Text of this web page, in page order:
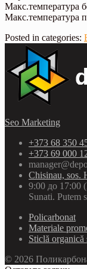
Макс.температура
Макс.температура
Posted in categories:
Seo Marketing
+373 68 350
+373 69 000
Chisinau, sos.
9:00 до
Sunati. Putem
Policarbonat
Materiale
Sticlă organică
© 2026